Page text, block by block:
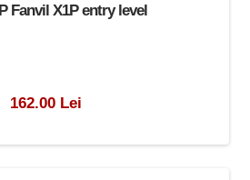
Fanvil X1P entry level
162.00 Lei